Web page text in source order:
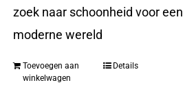
zoek naar schoonheid voor een
moderne wereld
Toevoegen aan
winkelwagen
Details